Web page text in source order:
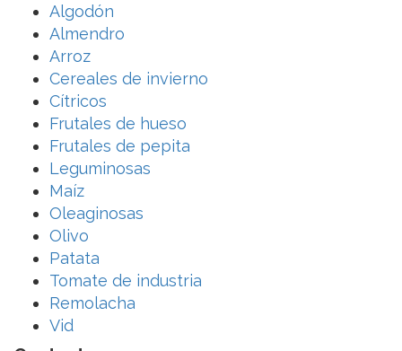
Algodón
Almendro
Arroz
Cereales de invierno
Cítricos
Frutales de hueso
Frutales de pepita
Leguminosas
Maíz
Oleaginosas
Olivo
Patata
Tomate de industria
Remolacha
Vid